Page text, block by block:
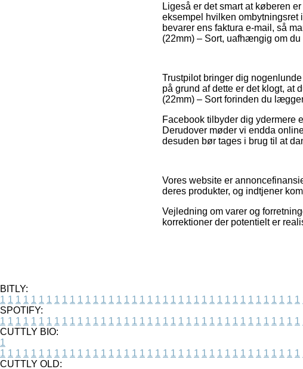
Ligeså er det smart at køberen
eksempel hvilken ombytningsret
bevarer ens faktura e-mail, så
(22mm) – Sort, uafhængig om
Trustpilot bringer dig
på grund af dette er det klogt, at
(22mm) – Sort forinden du
Facebook tilbyder dig ydermere
Derudover møder vi endda
desuden bør tages i brug til at
Vores website er
deres produkter, og indtjener
Vejledning om varer og
korrektioner der potentielt er
BITLY:
1 1 1 1 1 1 1 1 1 1 1 1 1 1 1 1 1 1 1 1 1 1 1 1 1 1 1 1 1 1 1 1 1 1 1 1 1 1 1
SPOTIFY:
1 1 1 1 1 1 1 1 1 1 1 1 1 1 1 1 1 1 1 1 1 1 1 1 1 1 1 1 1 1 1 1 1 1 1 1 1 1 1
CUTTLY BIO:
1
1 1 1 1 1 1 1 1 1 1 1 1 1 1 1 1 1 1 1 1 1 1 1 1 1 1 1 1 1 1 1 1 1 1 1 1 1 1 1
CUTTLY OLD: